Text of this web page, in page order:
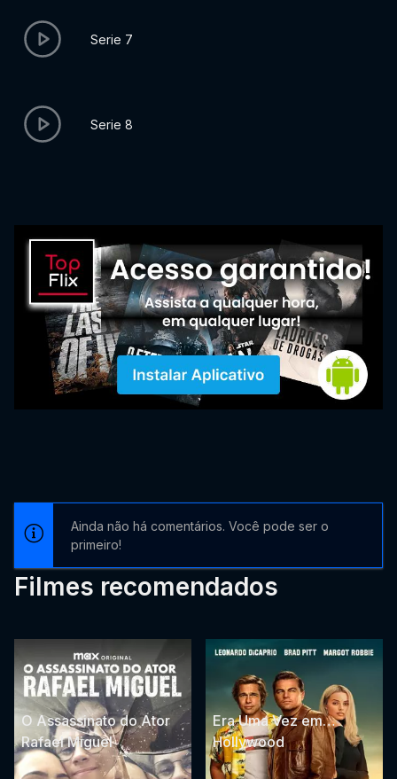
Serie 7
Serie 8
Ainda não há comentários. Você pode ser o
primeiro!
Filmes recomendados
O Assassinato do Ator
Rafael Miguel
Era Uma Vez em…
Hollywood